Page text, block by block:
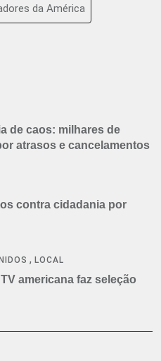
da América
de caos: milhares de
atrasos e cancelamentos
contra cidadania por
,LOCAL
americana faz seleção